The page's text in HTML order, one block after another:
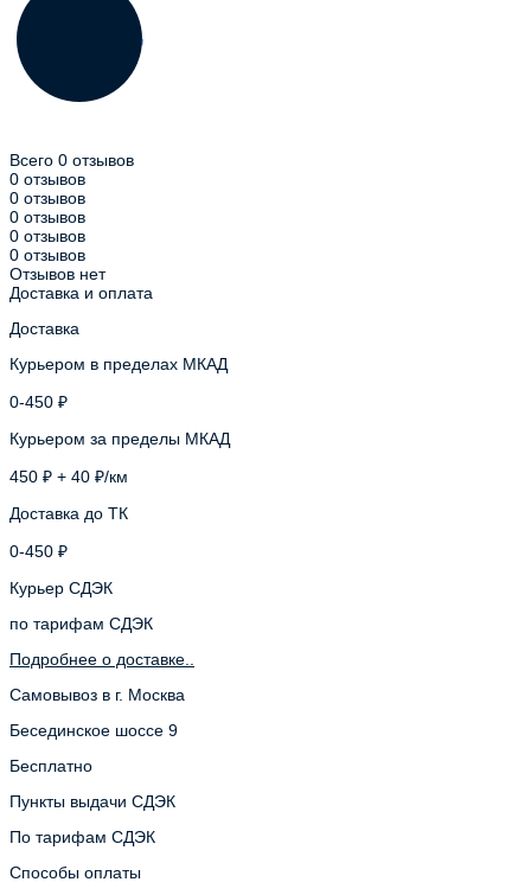
Всего 0 отзывов
0 отзывов
0 отзывов
0 отзывов
0 отзывов
0 отзывов
Отзывов нет
Доставка и оплата
Доставка
Курьером в пределах МКАД
0-450 ₽
Курьером за пределы МКАД
450 ₽ + 40 ₽/км
Доставка до ТК
0-450 ₽
Курьер СДЭК
по тарифам СДЭК
Подробнее о доставке..
Самовывоз в г. Москва
Бесединское шоссе 9
Бесплатно
Пункты выдачи СДЭК
По тарифам СДЭК
Способы оплаты